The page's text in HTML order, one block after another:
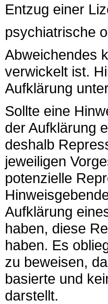
Entzug einer
psychiatrische
Abweichendes
verwickelt ist.
Aufklärung
Sollte eine
der Aufklärung
deshalb
jeweiligen
potenzielle
Aufklärung
haben, diese
haben. Es
zu beweisen,
basierte und
darstellt.